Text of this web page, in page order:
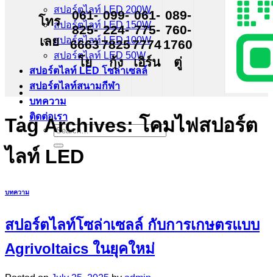
สปอร์ตไลท์ LED 200W
สปอร์ตไลท์ LED 150W
สปอร์ตไลท์ LED 100W
สปอร์ตไลท์ LED 50W
สปอร์ตไลท์ LED โซล่าเซลล์
สปอร์ตไลท์สนามกีฬา
บทความ
ติดต่อเรา
Search
for:
โทร
เลย
061-
825-
6663
โย
099-
224-
7825
กุ้ง
061-
775-
7774
เอิร์น
089-
760-
1760
ตู่
Tag Archives:โคมไฟสปอร์ต
ไลท์ LED
บทความ
สปอร์ตไลท์โซล่าเซลล์ กับการเกษตรแบบ
Agrivoltaics ในยุคใหม่